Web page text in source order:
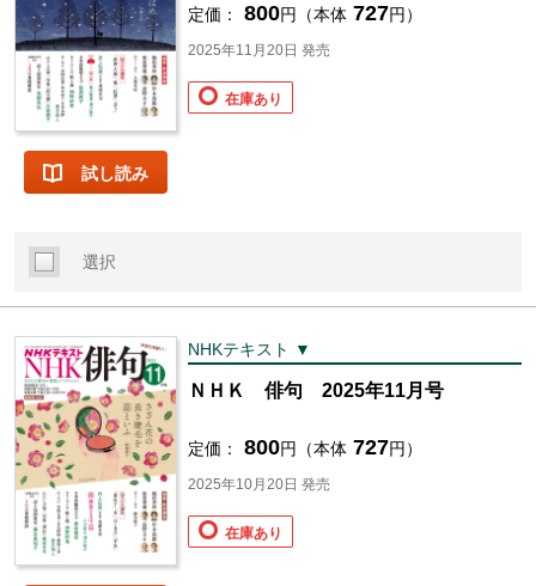
試し読み
定価： 800円（本体 727円）
2025年11月20日 発売
在庫あり
選択
NHKテキスト ▼
ＮＨＫ 俳句 2025年11月号
定価： 800円（本体 727円）
2025年10月20日 発売
在庫あり